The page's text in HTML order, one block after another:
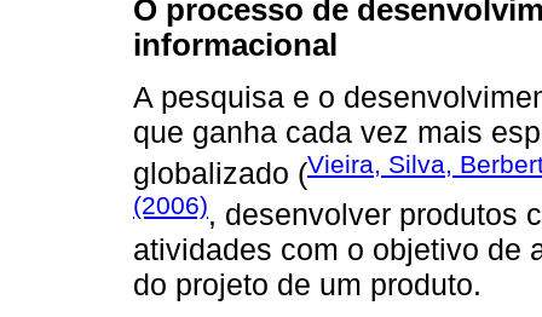
O processo de
informacional
A pesquisa e o
que ganha cada vez mais
globalizado (Vieira, Silva,
(2006), desenvolver produtos
atividades com o objetivo de
do projeto de um produto.